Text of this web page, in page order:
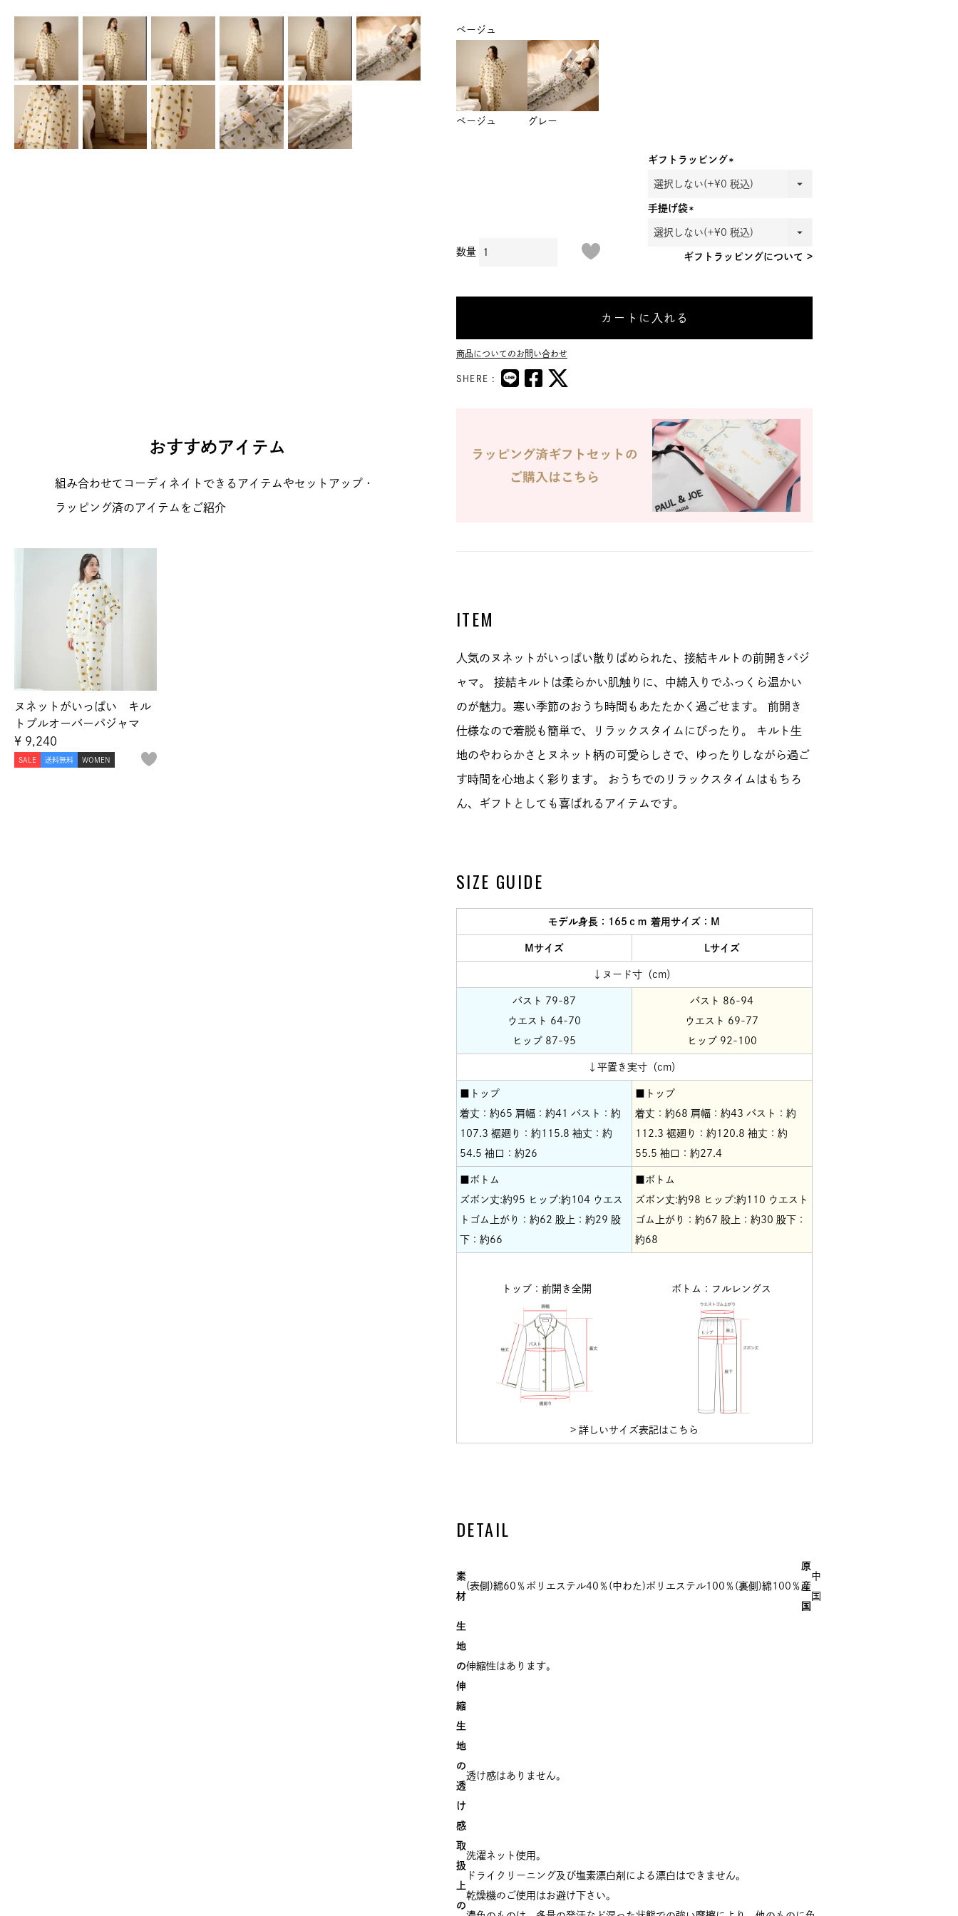
ベージュ
ベージュ グレー
ギフトラッピング
(必
手提げ袋
(必
ギフトラッピングについて >
カートに入れる
商品についてのお問い合わせ
SHERE :
おすすめアイテム
組み合わせてコーディネイトできるアイテムやセットアップ・
ラッピング済のアイテムをご紹介
ヌネットがいっぱい キル
トプルオーバーパジャマ
SALE 送料無料 WOMEN
¥ 9,240
ITEM
人気のヌネットがいっぱい散りばめられた、接結キルトの前開きパジ
ャマ。 接結キルトは柔らかい肌触りに、中綿入りでふっくら温かい
のが魅力。寒い季節のおうち時間もあたたかく過ごせます。 前開き
仕様なので着脱も簡単で、リラックスタイムにぴったり。 キルト生
地のやわらかさとヌネット柄の可愛らしさで、ゆったりしながら過ご
す時間を心地よく彩ります。 おうちでのリラックスタイムはもちろ
ん、ギフトとしても喜ばれるアイテムです。
SIZE GUIDE
モデル身長：165ｃｍ 着用サイズ：M
Mサイズ Lサイズ
↓ヌード寸（cm）
バスト 79-87
ウエスト 64-70
ヒップ 87-95
バスト 86-94
ウエスト 69-77
ヒップ 92-100
↓平置き実寸（cm）
■トップ
着丈：約65 肩幅：約41 バスト：約
107.3 裾廻り：約115.8 袖丈：約
54.5 袖口：約26
■トップ
着丈：約68 肩幅：約43 バスト：約
112.3 裾廻り：約120.8 袖丈：約
55.5 袖口：約27.4
■ボトム
ズボン丈:約95 ヒップ:約104 ウエス
トゴム上がり：約62 股上：約29 股
下：約66
■ボトム
ズボン丈:約98 ヒップ:約110 ウエスト
ゴム上がり：約67 股上：約30 股下：
約68
トップ：前開き全開 ボトム：フルレングス
> 詳しいサイズ表記はこちら
DETAIL
素
材
(表側)綿60％ポリエステル40％(中わた)ポリエステル100％(裏側)綿100％
原
産
国
中
国
生
地
の
伸
縮
伸縮性はあります。
生
地
の
透
け
感
透け感はありません。
取
扱
上
の
洗濯ネット使用。
ドライクリーニング及び塩素漂白剤による漂白はできません。
乾燥機のご使用はお避け下さい。